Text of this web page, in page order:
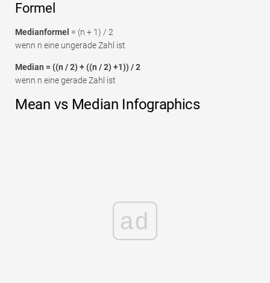
Formel
Medianformel = (n + 1) / 2
wenn n eine ungerade Zahl ist
Median = ((n / 2) + ((n / 2) +1)) / 2
wenn n eine gerade Zahl ist
Mean vs Median Infographics
ad